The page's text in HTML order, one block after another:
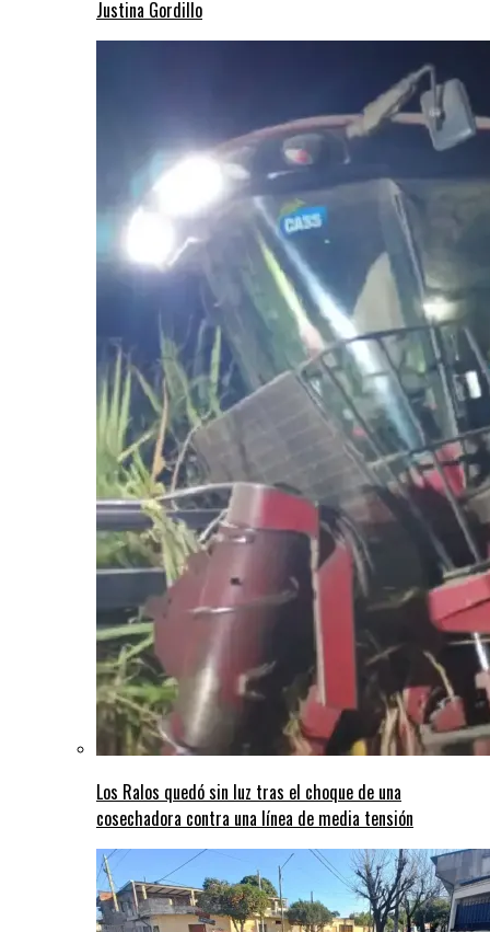
Justina Gordillo
Los Ralos quedó sin luz tras el choque de una
cosechadora contra una línea de media tensión